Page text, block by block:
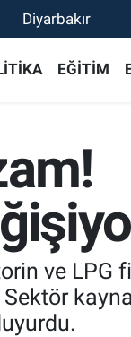
Diyarbakır
EĞİTİM
ve LPG